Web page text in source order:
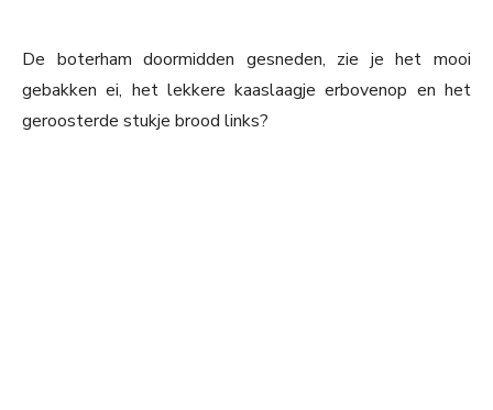
De boterham doormidden gesneden, zie je het mooi
gebakken ei, het lekkere kaaslaagje erbovenop en het
geroosterde stukje brood links?